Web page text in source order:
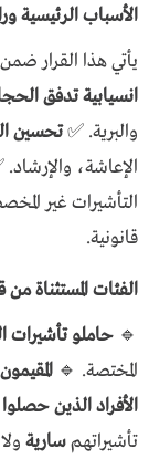
الأسباب الرئيسية
يأتي هذا القرار
انسيابية تدفق
والبرية. ✅تحسين
الإعاشة،
التأشيرات غير
قانونية.
الفئات المستثناة من
🔹 حاملو تأشيرات
المختصة. 🔹
الأفراد الذين حصلوا على
تأشيراتهمسارية